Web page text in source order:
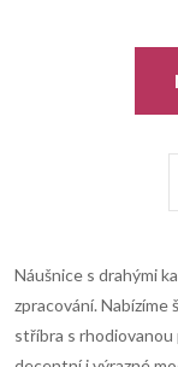
d
a
á
n
k
Náušnice s drahými
zpracování. Nabízíme
stříbra s